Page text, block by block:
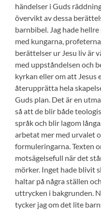
händelser i Guds
övervikt av dessa
barnbibel. Jag hade
med kungarna,
berättelser ur Jesu liv är
med uppståndelsen och
kyrkan eller om att Jesus
återupprätta hela
Guds plan. Det är en
så att de blir både
språk och blir lagom
arbetat mer med urvalet
formuleringarna. Texten
motsägelsefull när det
mörker. Inget hade blivit
haltar på några ställen
uttrycken i bakgrunden.
tycker jag om det lite